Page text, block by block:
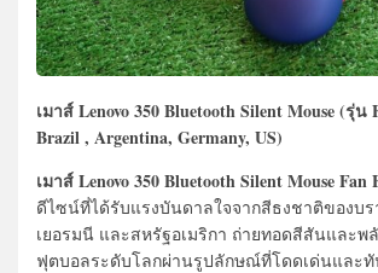
เมาส์ Lenovo 350 Bluetooth Silent Mouse (รุ่น
Brazil , Argentina, Germany, US)
เมาส์ Lenovo 350 Bluetooth Silent Mouse Fan
ดีไซน์ที่ได้รับแรงบันดาลใจจากสีธงชาติของบ
เยอรมนี และสหรัฐอเมริกา ถ่ายทอดสีสันและ
ฟุตบอลระดับโลกผ่านรูปลักษณ์ที่โดดเด่นและ